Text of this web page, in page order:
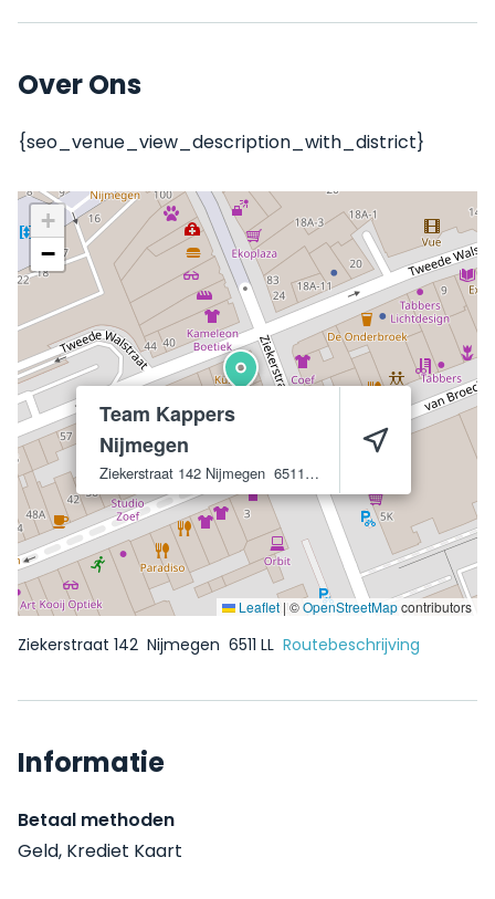
Over Ons
{seo_venue_view_description_with_district}
Team Kappers
Nijmegen
Ziekerstraat 142 Nijmegen 6511 LL
+
−
Leaflet |©OpenStreetMapcontributors
Ziekerstraat 142 Nijmegen 6511 LL Routebeschrijving
Informatie
Betaal methoden
Geld, Krediet Kaart